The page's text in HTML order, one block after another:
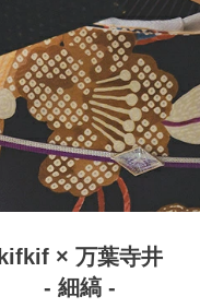
kifkif × 万葉寺井
- 細縞 -